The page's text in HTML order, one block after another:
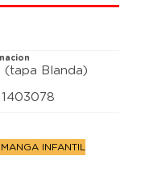
(tapa Blanda)
MANGA INFANTIL